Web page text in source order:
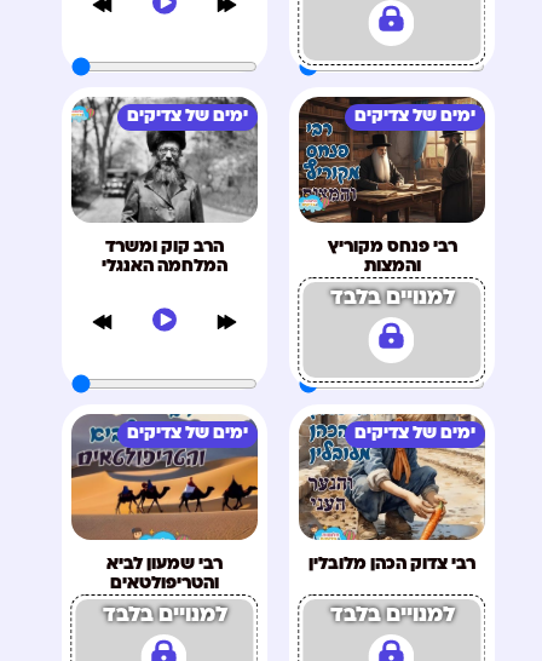
ימים של צדיקים
רבי פנחס מקוריץ
והמצות
למנויים בלבד
ימים של צדיקים
הרב קוק ומשרד
המלחמה האנגלי
ימים של צדיקים
רבי צדוק הכהן מלובלין
למנויים בלבד
ימים של צדיקים
רבי שמעון לביא
והטריפולטאים
למנויים בלבד